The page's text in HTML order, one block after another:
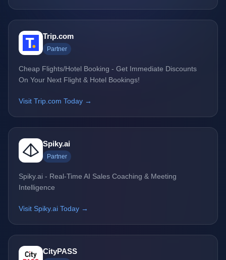
Trip.com
Partner
Cheap Flights/Hotel Booking - Get Immediate Discounts
On Your Next Flight & Hotel Bookings!
Visit Trip.com Today →
Spiky.ai
Partner
Spiky.ai - Real-Time AI Sales Coaching & Meeting
Intelligence
Visit Spiky.ai Today →
CityPASS